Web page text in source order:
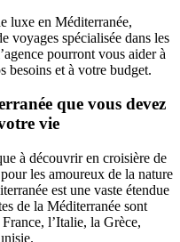
luxe en Méditerranée,
voyages spécialisée dans les
pourront vous aider à
besoins et à votre budget.
que vous devez
vie
à découvrir en croisière de
les amoureux de la nature
est une vaste étendue
de la Méditerranée sont
l’Italie, la Grèce,